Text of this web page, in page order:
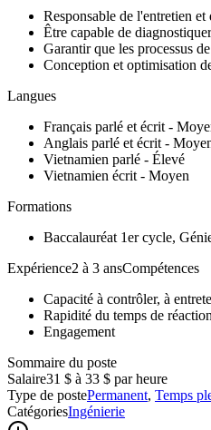
Responsable de l'entretien
Être capable de
Garantir que les processus
Conception et optimisation
Langues
Français parlé et écrit -
Anglais parlé et écrit -
Vietnamien parlé - Élevé
Vietnamien écrit - Moyen
Formations
Baccalauréat 1er cycle,
Expérience2 à 3 ansCompétences
Capacité à contrôler, à
Rapidité du temps de réaction
Engagement
Sommaire du poste
Salaire31 $ à 33 $ par heure
Type de postePermanent, Temps
CatégoriesIngénierie